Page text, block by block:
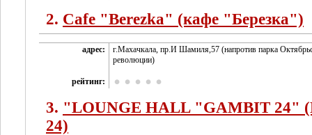
2. Cafe "Berezka" (кафе "Березка")
адрес:
г.Махачкала, пр.И Шамиля,57 (напротив парка
революции)
рейтинг:
3. "LOUNGE HALL "GAMBIT 24"
24)